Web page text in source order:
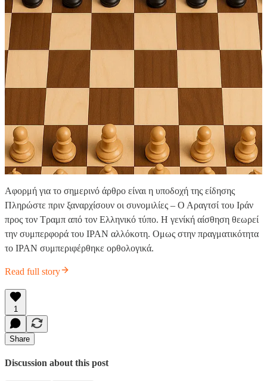
Αφορμή για το σημερινό άρθρο είναι η υποδοχή της είδησης
Πληρώστε πριν ξαναρχίσουν οι συνομιλίες – Ο Αραγτσί του Ιράν
προς τον Τραμπ από τον Ελληνικό τύπο. Η γενίκή αίσθηση θεωρεί
την συμπερφορά του ΙΡΑΝ αλλόκοτη. Ομως στην πραγματικότητα
το ΙΡΑΝ συμπεριφέρθηκε ορθολογικά.
Read full story
1
Share
Discussion about this post